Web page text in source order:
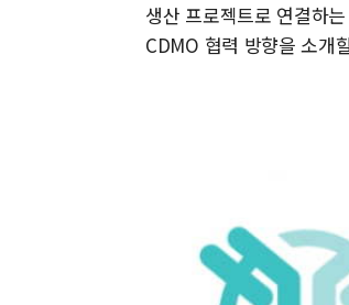
생산 프로젝트로 연결하
CDMO 협력 방향을 소개